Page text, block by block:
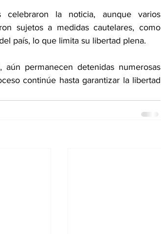
celebraron la noticia, aunque varios
sujetos a medidas cautelares, como
país, lo que limita su libertad plena.
permanecen detenidas numerosas
continúe hasta garantizar la libertad